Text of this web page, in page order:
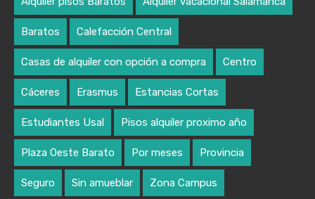
Baratos Calefacción Central
Casas de alquiler con opción a compra Centro
Cáceres Erasmus Estancias Cortas
Estudiantes Usal Pisos alquiler proximo año
Plaza Oeste Barato Por meses Provincia
Seguro Sin amueblar Zona Campus